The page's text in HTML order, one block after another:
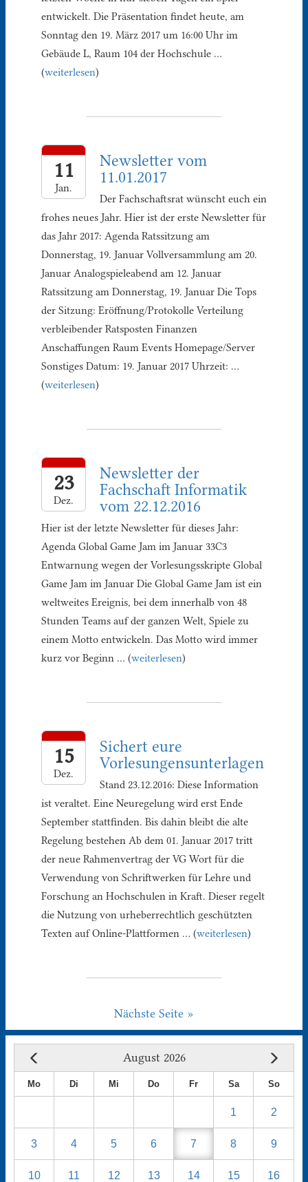
entwickelt. Die Präsentation findet heute, am
Sonntag den 19. März 2017 um 16:00 Uhr im
Gebäude L, Raum 104 der Hochschule …
(weiterlesen)
11
Jan.
Newsletter vom
11.01.2017
Der Fachschaftsrat wünscht euch ein
frohes neues Jahr. Hier ist der erste Newsletter für
das Jahr 2017: Agenda Ratssitzung am
Donnerstag, 19. Januar Vollversammlung am 20.
Januar Analogspieleabend am 12. Januar
Ratssitzung am Donnerstag, 19. Januar Die Tops
der Sitzung: Eröffnung/Protokolle Verteilung
verbleibender Ratsposten Finanzen
Anschaffungen Raum Events Homepage/Server
Sonstiges Datum: 19. Januar 2017 Uhrzeit: …
(weiterlesen)
23
Dez.
Newsletter der
Fachschaft Informatik
vom 22.12.2016
Hier ist der letzte Newsletter für dieses Jahr:
Agenda Global Game Jam im Januar 33C3
Entwarnung wegen der Vorlesungsskripte Global
Game Jam im Januar Die Global Game Jam ist ein
weltweites Ereignis, bei dem innerhalb von 48
Stunden Teams auf der ganzen Welt, Spiele zu
einem Motto entwickeln. Das Motto wird immer
kurz vor Beginn … (weiterlesen)
15
Dez.
Sichert eure
Vorlesungensunterlagen
Stand 23.12.2016: Diese Information
ist veraltet. Eine Neuregelung wird erst Ende
September stattfinden. Bis dahin bleibt die alte
Regelung bestehen Ab dem 01. Januar 2017 tritt
der neue Rahmenvertrag der VG Wort für die
Verwendung von Schriftwerken für Lehre und
Forschung an Hochschulen in Kraft. Dieser regelt
die Nutzung von urheberrechtlich geschützten
Texten auf Online-Plattformen … (weiterlesen)
Nächste Seite »
August 2026
Mo Di Mi Do Fr Sa So
1 2
3 4 5 6 7 8 9
10 11 12 13 14 15 16